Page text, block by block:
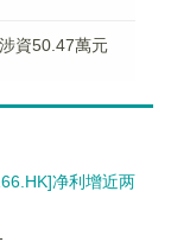
資50.47萬元
净利增近两